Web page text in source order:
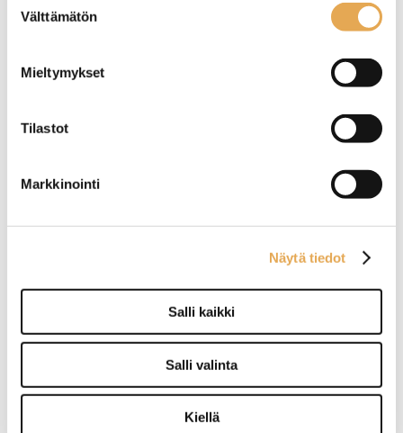
valinta
Välttämätön
Mieltymykset
Tilastot
Markkinointi
Näytä tiedot
Salli kaikki
Salli valinta
Kiellä
Ruokalusikka Hamburg
Pituus 19,5cm
Ruokalusikka Hamburg
Ruokalusikka Onyx Blush Ruokalusikka Slate
Pituus 20cm